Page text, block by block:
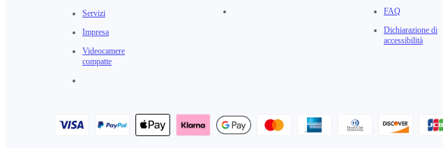
Servizi
Impresa
Videocamere
compatte
FAQ
Dichiarazione di
accessibilità